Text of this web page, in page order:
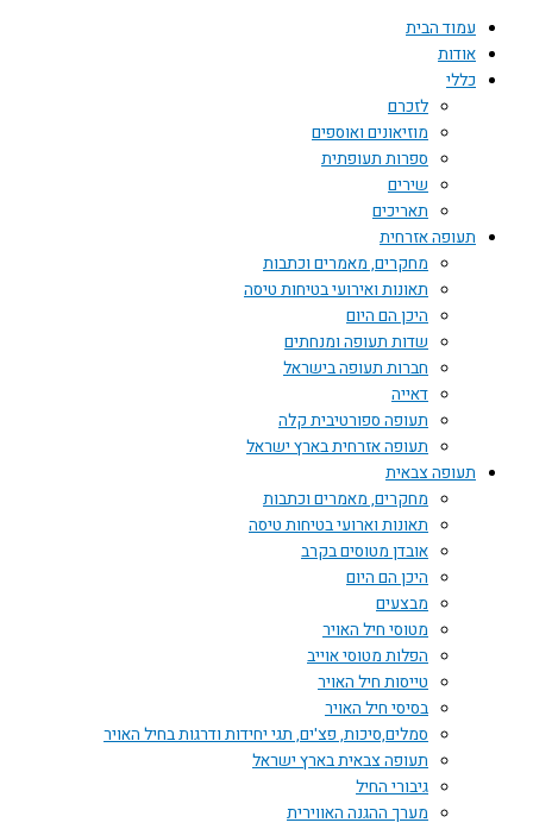
עמוד הבית
אודות
כללי
לזכרם
מוזיאונים ואוספים
ספרות תעופתית
שירים
תאריכים
תעופה אזרחית
מחקרים, מאמרים וכתבות
תאונות ואירועי בטיחות טיסה
היכן הם היום
שדות תעופה ומנחתים
חברות תעופה בישראל
דאייה
תעופה ספורטיבית קלה
תעופה אזרחית בארץ ישראל
תעופה צבאית
מחקרים, מאמרים וכתבות
תאונות וארועי בטיחות טיסה
אובדן מטוסים בקרב
היכן הם היום
מבצעים
מטוסי חיל האויר
הפלות מטוסי אוייב
טייסות חיל האויר
בסיסי חיל האויר
סמלים,סיכות, פצ'ים, תגי יחידות ודרגות בחיל האויר
תעופה צבאית בארץ ישראל
גיבורי החיל
מערך ההגנה האווירית